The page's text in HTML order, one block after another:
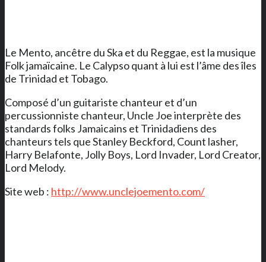
Le Mento, ancêtre du Ska et du Reggae, est la musique
Folk jamaïcaine. Le Calypso quant à lui est l’âme des îles
de Trinidad et Tobago.
Composé d’un guitariste chanteur et d’un
percussionniste chanteur, Uncle Joe interprète des
standards folks Jamaicains et Trinidadiens des
chanteurs tels que Stanley Beckford, Count lasher,
Harry Belafonte, Jolly Boys, Lord Invader, Lord Creator,
Lord Melody.
Site web : http://www.unclejoemento.com/